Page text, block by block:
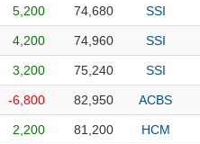
5,200 74,680 SSI
4,200 74,960 SSI
3,200 75,240 SSI
-6,800 82,950 ACBS
2,200 81,200 HCM